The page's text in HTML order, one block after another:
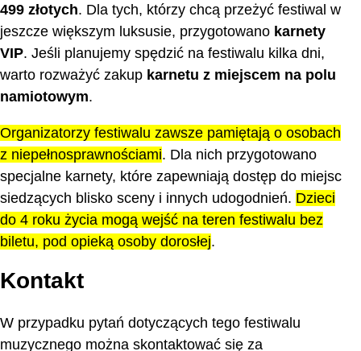
499 złotych. Dla tych, którzy chcą przeżyć festiwal w
jeszcze większym luksusie, przygotowano karnety
VIP. Jeśli planujemy spędzić na festiwalu kilka dni,
warto rozważyć zakup karnetu z miejscem na polu
namiotowym.
Organizatorzy festiwalu zawsze pamiętają o osobach
z niepełnosprawnościami. Dla nich przygotowano
specjalne karnety, które zapewniają dostęp do miejsc
siedzących blisko sceny i innych udogodnień. Dzieci
do 4 roku życia mogą wejść na teren festiwalu bez
biletu, pod opieką osoby dorosłej.
Kontakt
W przypadku pytań dotyczących tego festiwalu
muzycznego można skontaktować się za